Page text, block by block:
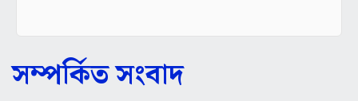
সম্পর্কিত সংবাদ